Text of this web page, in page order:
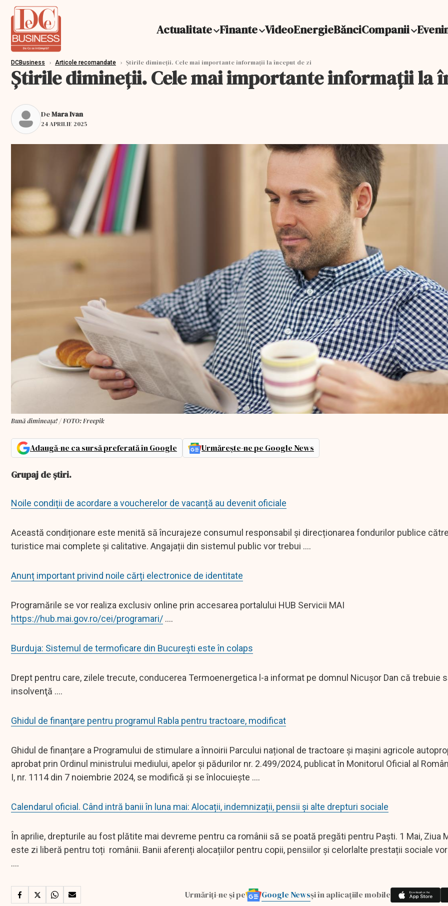
Actualitate Finante VideoEnergieBănciCompanii
DCBusiness › Articole recomandate › Știrile dimineții. Cele mai importante informații la început de zi
Știrile dimineții. Cele mai importante informații la
DeMara Ivan
24 APRILIE 2025
Bună dimineața! / FOTO: Freepik
Adaugă-ne ca sursă preferată în Google Urmărește-ne pe Google News
Grupaj de știri.
Noile condiții de acordare a voucherelor de vacanță au devenit oficiale
Această condiționare este menită să încurajeze consumul responsabil și direcționarea fondurilor publice
turistice mai complete și calitative. Angajații din sistemul public vor trebui ....
Anunț important privind noile cărți electronice de identitate
Programările se vor realiza exclusiv online prin accesarea portalului HUB Servicii MAI
https://hub.mai.gov.ro/cei/programari/ ....
Burduja: Sistemul de termoficare din București este în colaps
Drept pentru care, zilele trecute, conducerea Termoenergetica l-a informat pe domnul Nicuşor Dan că trebuie
insolvenţă ....
Ghidul de finanţare pentru programul Rabla pentru tractoare, modificat
Ghidul de finanțare a Programului de stimulare a înnoirii Parcului național de tractoare și mașini agricole
aprobat prin Ordinul ministrului mediului, apelor și pădurilor nr. 2.499/2024, publicat în Monitorul Oficial al
I, nr. 1114 din 7 noiembrie 2024, se modifică și se înlocuiește ....
Calendarul oficial. Când intră banii în luna mai: Alocații, indemnizații, pensii și alte drepturi sociale
În aprilie, drepturile au fost plătite mai devreme pentru ca românii să se poată pregăti pentru Paști. 1 Mai, Ziua
este zi liberă pentru toți românii. Banii aferenți alocațiilor pentru copii, pensiilor și celorlalte prestații sociale
....
Urmăriți-ne și pe Google Newsși în aplicațiile mobile